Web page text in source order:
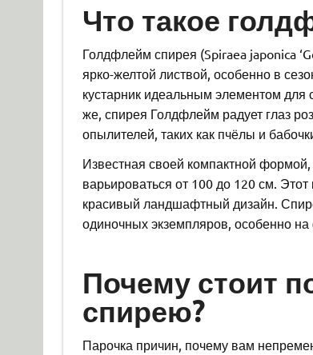
Что такое
Голдфлейм спирея (Spiraea japonica
ярко-желтой листвой, особенно в
кустарник идеальным элементом для
же, спирея Голдфлейм радует глаз
опылителей, таких как пчёлы и
Известная своей компактной
варьироваться от 100 до 120 см.
красивый ландшафтный дизайн.
одиночных экземпляров, особенно
Почему стоит
спирею?
Парочка причин, почему вам